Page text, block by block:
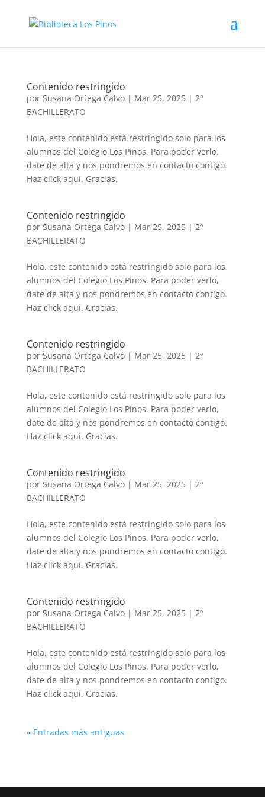
Contenido restringido
por Susana Ortega Calvo| Mar 25, 2025| 2º
BACHILLERATO
Hola, este contenido está restringido solo para los
alumnos del Colegio Los Pinos. Para poder verlo,
date de alta y nos pondremos en contacto contigo.
Haz click aquí. Gracias.
Contenido restringido
por Susana Ortega Calvo| Mar 25, 2025| 2º
BACHILLERATO
Hola, este contenido está restringido solo para los
alumnos del Colegio Los Pinos. Para poder verlo,
date de alta y nos pondremos en contacto contigo.
Haz click aquí. Gracias.
Contenido restringido
por Susana Ortega Calvo| Mar 25, 2025| 2º
BACHILLERATO
Hola, este contenido está restringido solo para los
alumnos del Colegio Los Pinos. Para poder verlo,
date de alta y nos pondremos en contacto contigo.
Haz click aquí. Gracias.
Contenido restringido
por Susana Ortega Calvo| Mar 25, 2025| 2º
BACHILLERATO
Hola, este contenido está restringido solo para los
alumnos del Colegio Los Pinos. Para poder verlo,
date de alta y nos pondremos en contacto contigo.
Haz click aquí. Gracias.
Contenido restringido
por Susana Ortega Calvo| Mar 25, 2025| 2º
BACHILLERATO
Hola, este contenido está restringido solo para los
alumnos del Colegio Los Pinos. Para poder verlo,
date de alta y nos pondremos en contacto contigo.
Haz click aquí. Gracias.
« Entradas más antiguas